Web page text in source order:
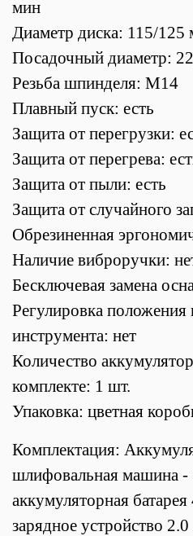
мин
Диаметр диска: 115/125
Посадочный диаметр:
Резьба шпинделя: М14
Плавный пуск: есть
Защита от перегрузки:
Защита от перегрева:
Защита от пыли: есть
Защита от случайного
Обрезиненная
Наличие виброручки:
Бесключевая замена
Регулировка положения
инструмента: нет
Количество
комплекте: 1 шт.
Упаковка: цветная
Комплектация:
шлифовальная машина -
аккумуляторная
зарядное устройство